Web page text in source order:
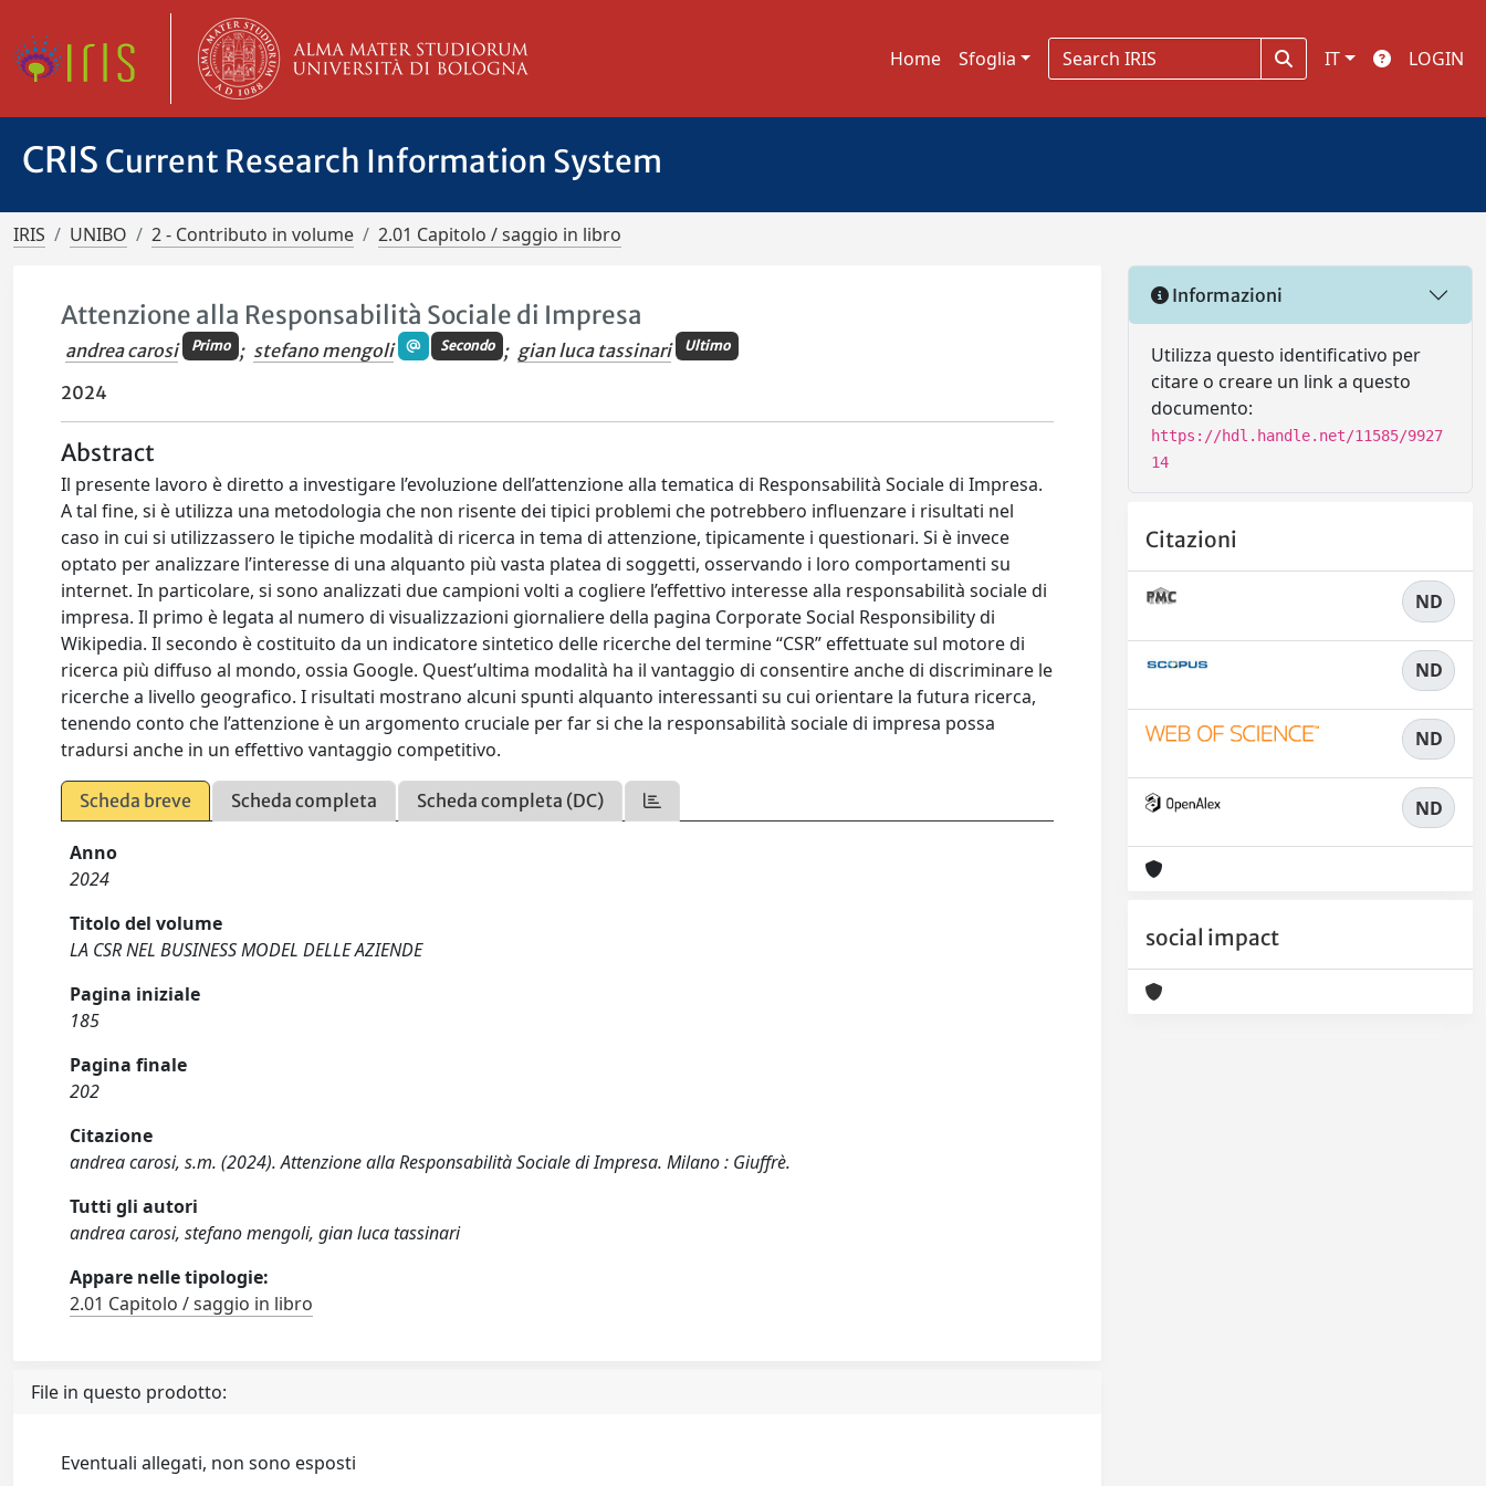
Home Sfoglia IT LOGIN
CRIS Current Research Information System
IRIS UNIBO 2 - Contributo in volume 2.01 Capitolo / saggio in libro
Attenzione alla Responsabilità Sociale di Impresa
andrea carosi Primo ; stefano mengoli Secondo ; gian luca tassinari Ultimo
2024
Abstract
Il presente lavoro è diretto a investigare l’evoluzione dell’attenzione alla tematica di Responsabilità Sociale di Impresa.
A tal fine, si è utilizza una metodologia che non risente dei tipici problemi che potrebbero influenzare i risultati nel
caso in cui si utilizzassero le tipiche modalità di ricerca in tema di attenzione, tipicamente i questionari. Si è invece
optato per analizzare l’interesse di una alquanto più vasta platea di soggetti, osservando i loro comportamenti su
internet. In particolare, si sono analizzati due campioni volti a cogliere l’effettivo interesse alla responsabilità sociale di
impresa. Il primo è legata al numero di visualizzazioni giornaliere della pagina Corporate Social Responsibility di
Wikipedia. Il secondo è costituito da un indicatore sintetico delle ricerche del termine “CSR” effettuate sul motore di
ricerca più diffuso al mondo, ossia Google. Quest’ultima modalità ha il vantaggio di consentire anche di discriminare le
ricerche a livello geografico. I risultati mostrano alcuni spunti alquanto interessanti su cui orientare la futura ricerca,
tenendo conto che l’attenzione è un argomento cruciale per far si che la responsabilità sociale di impresa possa
tradursi anche in un effettivo vantaggio competitivo.
Scheda breve Scheda completa Scheda completa (DC)
Anno
2024
Titolo del volume
LA CSR NEL BUSINESS MODEL DELLE AZIENDE
Pagina iniziale
185
Pagina finale
202
Citazione
andrea carosi, s.m. (2024). Attenzione alla Responsabilità Sociale di Impresa. Milano : Giuffrè.
Tutti gli autori
andrea carosi, stefano mengoli, gian luca tassinari
Appare nelle tipologie:
2.01 Capitolo / saggio in libro
File in questo prodotto:
Eventuali allegati, non sono esposti
Informazioni
Utilizza questo identificativo per
citare o creare un link a questo
documento:
https://hdl.handle.net/11585/9927
14
Citazioni
ND
ND
ND
ND
social impact